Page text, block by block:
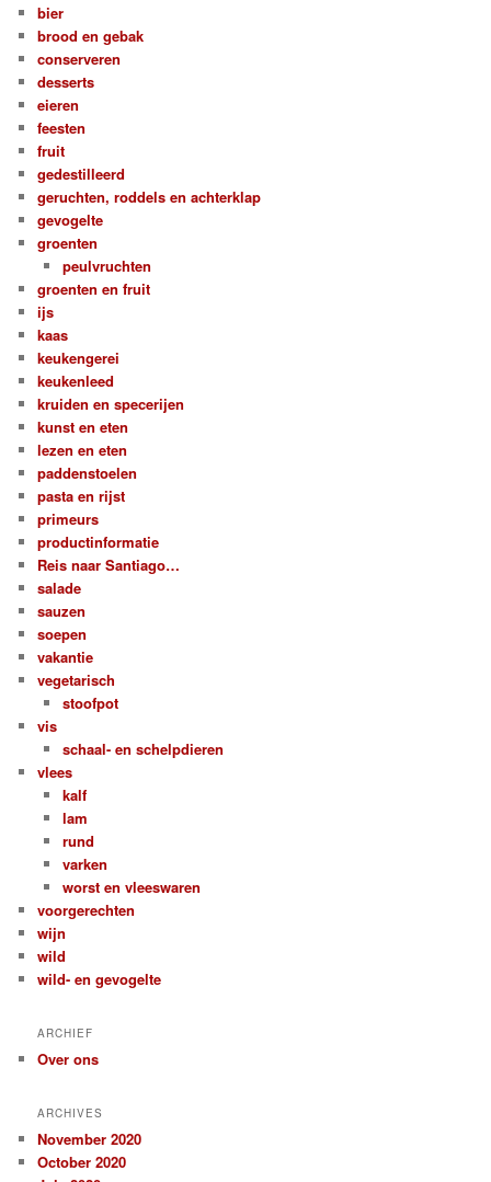
bier
brood en gebak
conserveren
desserts
eieren
feesten
fruit
gedestilleerd
geruchten, roddels en achterklap
gevogelte
groenten
peulvruchten
groenten en fruit
ijs
kaas
keukengerei
keukenleed
kruiden en specerijen
kunst en eten
lezen en eten
paddenstoelen
pasta en rijst
primeurs
productinformatie
Reis naar Santiago…
salade
sauzen
soepen
vakantie
vegetarisch
stoofpot
vis
schaal- en schelpdieren
vlees
kalf
lam
rund
varken
worst en vleeswaren
voorgerechten
wijn
wild
wild- en gevogelte
ARCHIEF
Over ons
ARCHIVES
November 2020
October 2020